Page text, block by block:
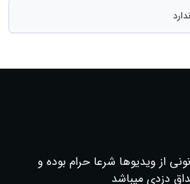
از ویدیوها شرعا حرام بوده و
دزدی میباشد